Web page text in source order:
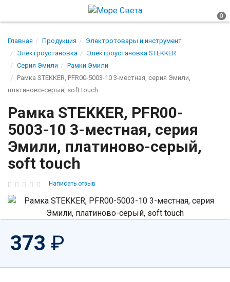
Главная Продукция
Электротовары и инструмент
Электроустановка
Электроустановка STEKKER
Серия Эмили
Рамки Эмили
Рамка STEKKER, PFR00-5003-10 3-местная, серия Эмили,
платиново-серый, soft touch
Рамка STEKKER, PFR00-
5003-10 3-местная, серия
Эмили, платиново-серый,
soft touch
Написать отзыв
373 ₽